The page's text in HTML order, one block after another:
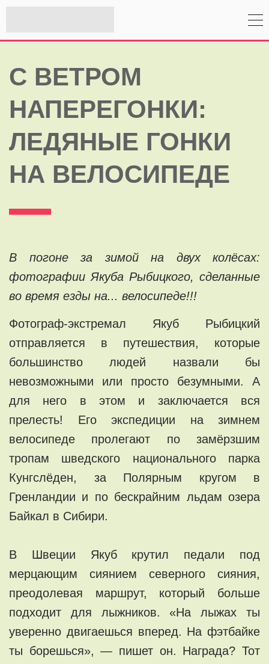
С ВЕТРОМ
НАПЕРЕГОНКИ:
ЛЕДЯНЫЕ ГОНКИ
НА ВЕЛОСИПЕДЕ
В погоне за зимой на двух колёсах:
фотографии Якуба Рыбицкого, сделанные
во время езды на... велосипеде!!!
Фотограф-экстремал Якуб Рыбицкий
отправляется в путешествия, которые
большинство людей назвали бы
невозможными или просто безумными. А
для него в этом и заключается вся
прелесть! Его экспедиции на зимнем
велосипеде пролегают по замёрзшим
тропам шведского национального парка
Кунгслёден, за Полярным кругом в
Гренландии и по бескрайним льдам озера
Байкал в Сибири.
В Швеции Якуб крутил педали под
мерцающим сиянием северного сияния,
преодолевая маршрут, который больше
подходит для лыжников. «На лыжах ты
уверенно двигаешься вперед. На фэтбайке
ты борешься», — пишет он. Награда? Тот